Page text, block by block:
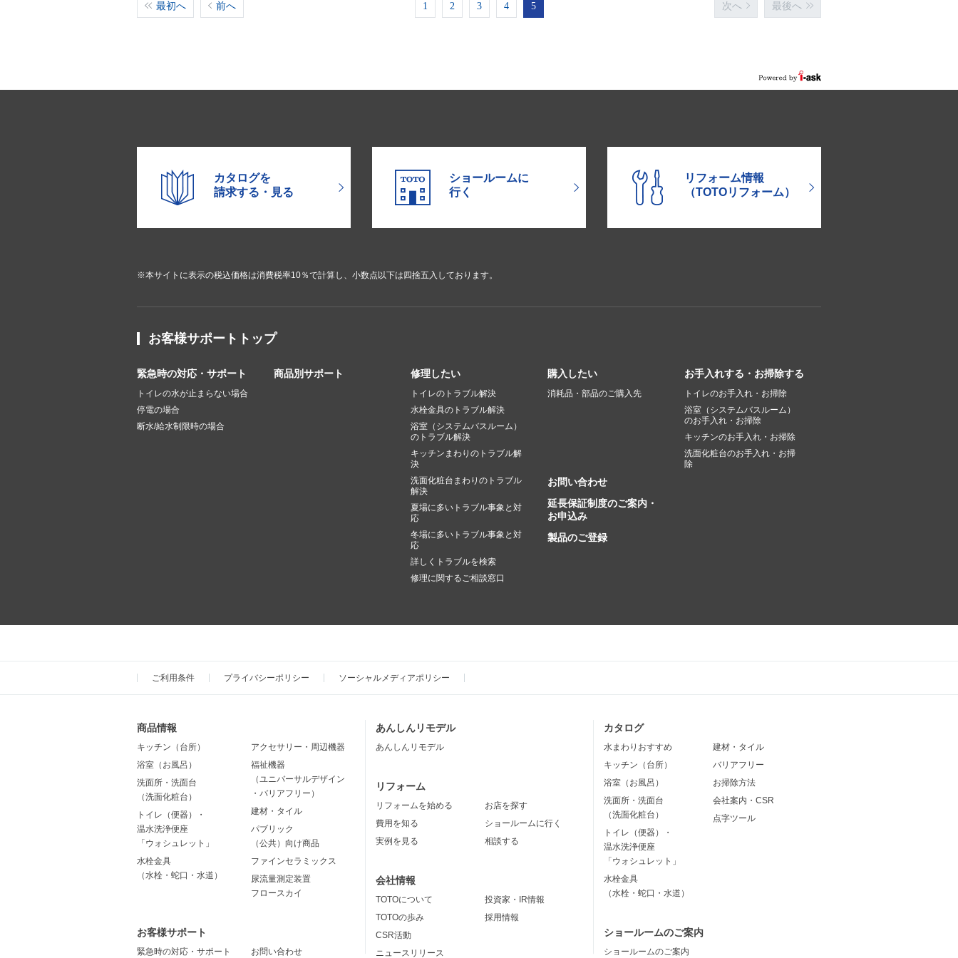
最初へ 前へ 1 2 3 4 5 次へ 最後へ
カタログを
請求する・見る
ショールームに
行く
リフォーム情報
（TOTOリフォーム）
※本サイトに表示の税込価格は消費税率10％で計算し、小数点以下は四捨五入しております。
お客様サポートトップ
緊急時の対応・サポート
トイレの水が止まらない場合
停電の場合
断水/給水制限時の場合
商品別サポート 修理したい
トイレのトラブル解決
水栓金具のトラブル解決
浴室（システムバスルーム）
のトラブル解決
キッチンまわりのトラブル解
決
洗面化粧台まわりのトラブル
解決
夏場に多いトラブル事象と対
応
冬場に多いトラブル事象と対
応
詳しくトラブルを検索
修理に関するご相談窓口
購入したい
消耗品・部品のご購入先
お手入れする・お掃除する
トイレのお手入れ・お掃除
浴室（システムバスルーム）
のお手入れ・お掃除
キッチンのお手入れ・お掃除
洗面化粧台のお手入れ・お掃
除
お問い合わせ
延長保証制度のご案内・
お申込み
製品のご登録
ご利用条件 プライバシーポリシー ソーシャルメディアポリシー
商品情報
キッチン（台所）
浴室（お風呂）
洗面所・洗面台
（洗面化粧台）
トイレ（便器）・
温水洗浄便座
「ウォシュレット」
水栓金具
（水栓・蛇口・水道）
アクセサリー・周辺機器
福祉機器
（ユニバーサルデザイン
・バリアフリー）
建材・タイル
パブリック
（公共）向け商品
ファインセラミックス
尿流量測定装置
フロースカイ
お客様サポート
緊急時の対応・サポート お問い合わせ
あんしんリモデル
あんしんリモデル
リフォーム
リフォームを始める
費用を知る
実例を見る
お店を探す
ショールームに行く
相談する
会社情報
TOTOについて
TOTOの歩み
CSR活動
ニュースリリース
投資家・IR情報
採用情報
カタログ
水まわりおすすめ
キッチン（台所）
浴室（お風呂）
洗面所・洗面台
（洗面化粧台）
トイレ（便器）・
温水洗浄便座
「ウォシュレット」
水栓金具
（水栓・蛇口・水道）
建材・タイル
バリアフリー
お掃除方法
会社案内・CSR
点字ツール
ショールームのご案内
ショールームのご案内